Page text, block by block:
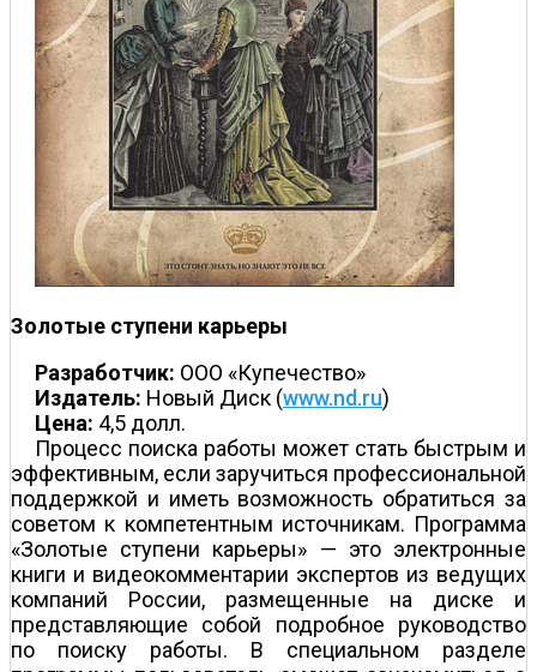
Золотые ступени карьеры
Разработчик: ООО «Купечество»
Издатель: Новый Диск (www.nd.ru)
Цена: 4,5 долл.
Процесс поиска работы может стать быстрым и
эффективным, если заручиться профессиональной
поддержкой и иметь возможность обратиться за
советом к компетентным источникам. Программа
«Золотые ступени карьеры» — это электронные
книги и видеокомментарии экспертов из ведущих
компаний России, размещенные на диске и
представляющие собой подробное руководство
по поиску работы. В специальном разделе